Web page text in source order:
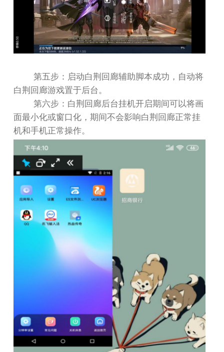
第五步：启动白荆回廊辅助脚本成功，自动将
白荆回廊游戏置于后台。
第六步：白荆回廊后台挂机开启期间可以将画
面最小化或窗口化，期间不会影响白荆回廊正常挂
机和手机正常操作。